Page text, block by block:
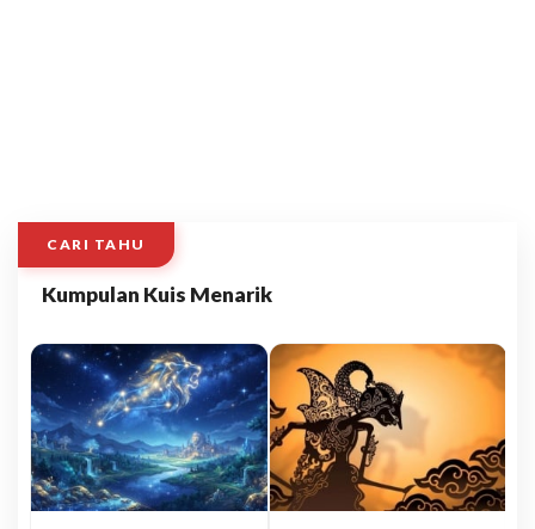
CARI TAHU
Kumpulan Kuis Menarik